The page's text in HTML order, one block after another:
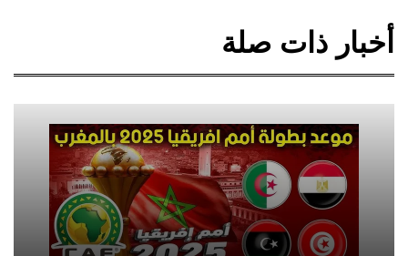
أخبار ذات صلة